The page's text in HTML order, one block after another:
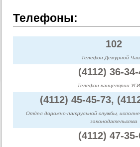
Телефоны:
102
Телефон Дежурной
(4112) 36-
Телефон канцелярии
(4112) 45-45-73,
Отдел дорожно-патрульной службы,
законодательства
(4112) 47-